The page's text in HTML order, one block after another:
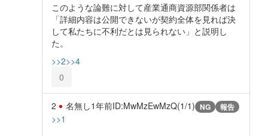
このような論難に対して産業通商資源部関係者は
「詳細内容は公開できないが契約全体を見れば決
して私たちに不利だとは見られない」と説明し
た。
>>2>>4
0
2 名無し1年前ID:MwMzEwMzQ(1/1) NG 報告
>>1